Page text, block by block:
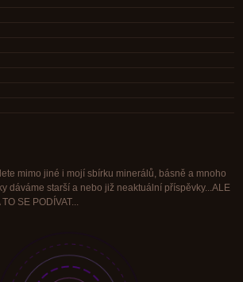
mimo jiné i mojí sbírku minerálů, básně a mnoho
dáváme starší a nebo již neaktuální příspěvky...ALE
SE PODÍVAT...